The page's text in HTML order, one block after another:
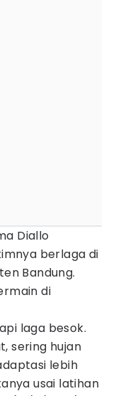
Diallo
berlaga di
Bandung.
di
laga besok.
sering hujan
lebih
usai latihan